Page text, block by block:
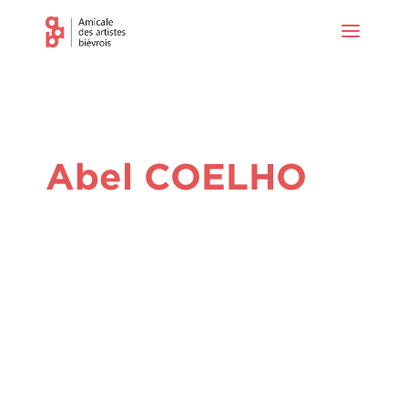
Abel COELHO